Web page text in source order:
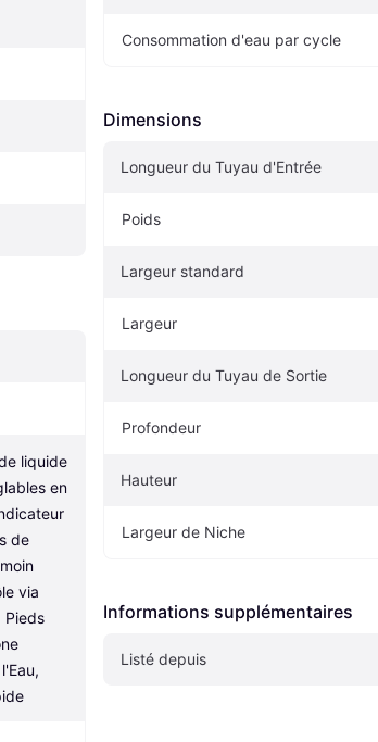
liquide
en
de
via
Pieds
Consommation d'eau par cycle
Dimensions
Longueur du Tuyau d'Entrée
Poids
Largeur standard
Largeur
Longueur du Tuyau de Sortie
Profondeur
Hauteur
Largeur de Niche
Informations supplémentaires
Listé depuis